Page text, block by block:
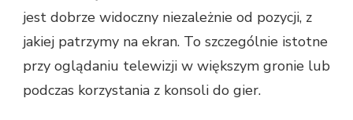
jest dobrze widoczny niezależnie od pozycji, z
jakiej patrzymy na ekran. To szczególnie istotne
przy oglądaniu telewizji w większym gronie lub
podczas korzystania z konsoli do gier.